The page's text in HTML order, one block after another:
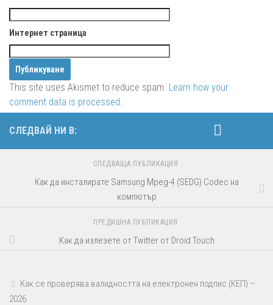
Интернет страница
This site uses Akismet to reduce spam. Learn how your
comment data is processed.
СЛЕДВАЙ НИ В:
СЛЕДВАЩА ПУБЛИКАЦИЯ
Как да инсталирате Samsung Mpeg-4 (SEDG) Codec на
компютър
ПРЕДИШНА ПУБЛИКАЦИЯ
Как да излезете от Twitter от Droid Touch
Как се проверява валидността на електронен подпис (КЕП) –
2026